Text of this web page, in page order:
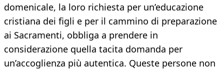
domenicale, la loro richiesta per un’educazione
cristiana dei figli e per il cammino di preparazione
ai Sacramenti, obbliga a prendere in
considerazione quella tacita domanda per
un’accoglienza più autentica. Queste persone non